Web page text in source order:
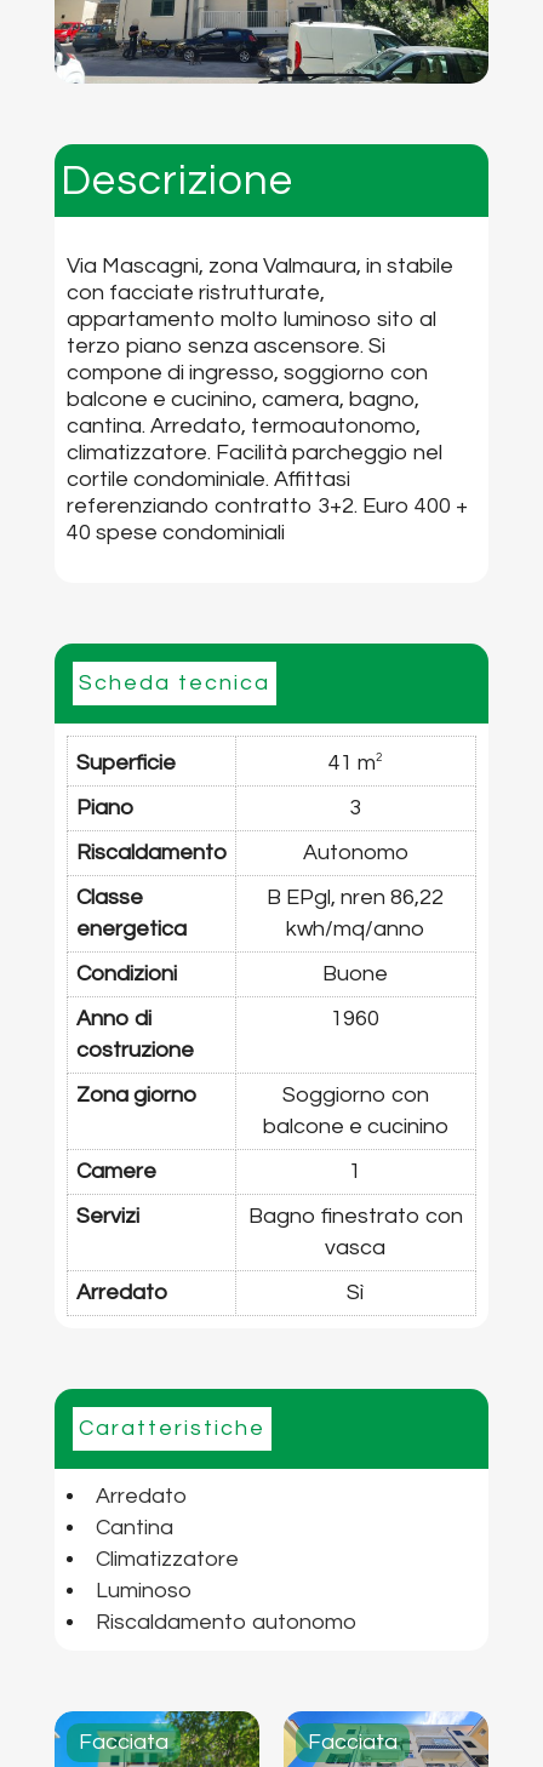
Descrizione
Via Mascagni, zona Valmaura, in stabile
con facciate ristrutturate,
appartamento molto luminoso sito al
terzo piano senza ascensore. Si
compone di ingresso, soggiorno con
balcone e cucinino, camera, bagno,
cantina. Arredato, termoautonomo,
climatizzatore. Facilità parcheggio nel
cortile condominiale. Affittasi
referenziando contratto 3+2. Euro 400 +
40 spese condominiali
Scheda tecnica
Superficie 41 m2
Piano
3
Riscaldamento
Autonomo
Classe
energetica
B EPgl, nren 86,22
kwh/mq/anno
Condizioni
Buone
Anno di
costruzione
1960
Zona giorno
Soggiorno con
balcone e cucinino
Camere
1
Servizi
Bagno finestrato con
vasca
Arredato
Sì
Caratteristiche
Arredato
Cantina
Climatizzatore
Luminoso
Riscaldamento autonomo
Facciata Facciata